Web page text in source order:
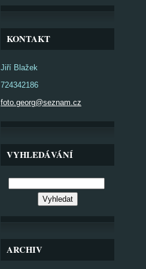
KONTAKT
Jiří Blažek
724342186
foto.georg@seznam.cz
VYHLEDÁVÁNÍ
ARCHIV